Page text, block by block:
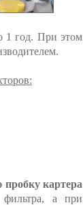
1 год. При этом
пробку картера
а при